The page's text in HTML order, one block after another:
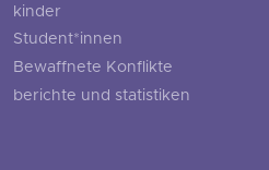
kinder
Student*innen
Bewaffnete Konflikte
berichte und statistiken